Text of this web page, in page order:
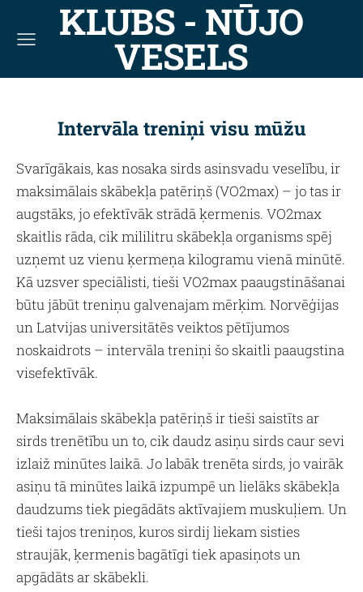
KLUBS - NŪJO
VESELS
Intervāla treniņi visu mūžu
Svarīgākais, kas nosaka sirds asinsvadu veselību, ir
maksimālais skābekļa patēriņš (VO2max) – jo tas ir
augstāks, jo efektīvāk strādā ķermenis. VO2max
skaitlis rāda, cik mililitru skābekļa organisms spēj
uzņemt uz vienu ķermeņa kilogramu vienā minūtē.
Kā uzsver speciālisti, tieši VO2max paaugstināšanai
būtu jābūt treniņu galvenajam mērķim. Norvēģijas
un Latvijas universitātēs veiktos pētījumos
noskaidrots – intervāla treniņi šo skaitli paaugstina
visefektīvāk.
Maksimālais skābekļa patēriņš ir tieši saistīts ar
sirds trenētību un to, cik daudz asiņu sirds caur sevi
izlaiž minūtes laikā. Jo labāk trenēta sirds, jo vairāk
asiņu tā minūtes laikā izpumpē un lielāks skābekļa
daudzums tiek piegādāts aktīvajiem muskuļiem. Un
tieši tajos treniņos, kuros sirdij liekam sisties
straujāk, ķermenis bagātīgi tiek apasiņots un
apgādāts ar skābekli.